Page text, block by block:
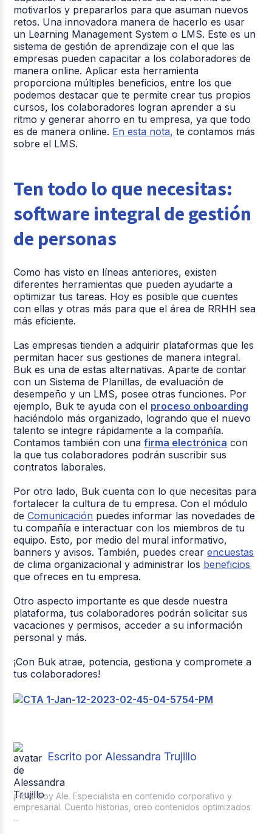
motivarlos y prepararlos para que asuman nuevos
retos. Una innovadora manera de hacerlo es usar
un Learning Management System o LMS. Este es un
sistema de gestión de aprendizaje con el que las
empresas pueden capacitar a los colaboradores de
manera online. Aplicar esta herramienta
proporciona múltiples beneficios, entre los que
podemos destacar que te permite crear tus propios
cursos, los colaboradores logran aprender a su
ritmo y generar ahorro en tu empresa, ya que todo
es de manera online. En esta nota, te contamos más
sobre el LMS.
Ten todo lo que necesitas:
software integral de gestión
de personas
Como has visto en líneas anteriores, existen
diferentes herramientas que pueden ayudarte a
optimizar tus tareas. Hoy es posible que cuentes
con ellas y otras más para que el área de RRHH sea
más eficiente.
Las empresas tienden a adquirir plataformas que les
permitan hacer sus gestiones de manera integral.
Buk es una de estas alternativas. Aparte de contar
con un Sistema de Planillas, de evaluación de
desempeño y un LMS, posee otras funciones. Por
ejemplo, Buk te ayuda con el proceso onboarding
haciéndolo más organizado, logrando que el nuevo
talento se integre rápidamente a la compañía.
Contamos también con unafirma electrónica con
la que tus colaboradores podrán suscribir sus
contratos laborales.
Por otro lado, Buk cuenta con lo que necesitas para
fortalecer la cultura de tu empresa. Con el módulo
deComunicación puedes informar las novedades de
tu compañía e interactuar con los miembros de tu
equipo. Esto, por medio del mural informativo,
banners y avisos. También, puedes crearencuestas
de clima organizacional y administrar los beneficios
que ofreces en tu empresa.
Otro aspecto importante es que desde nuestra
plataforma, tus colaboradores podrán solicitar sus
vacaciones y permisos, acceder a su información
personal y más.
¡Con Buk atrae, potencia, gestiona y compromete a
tus colaboradores!
Escrito por Alessandra Trujillo
¡Hola! Soy Ale. Especialista en contenido corporativo y
empresarial. Cuento historias, creo contenidos optimizados
...